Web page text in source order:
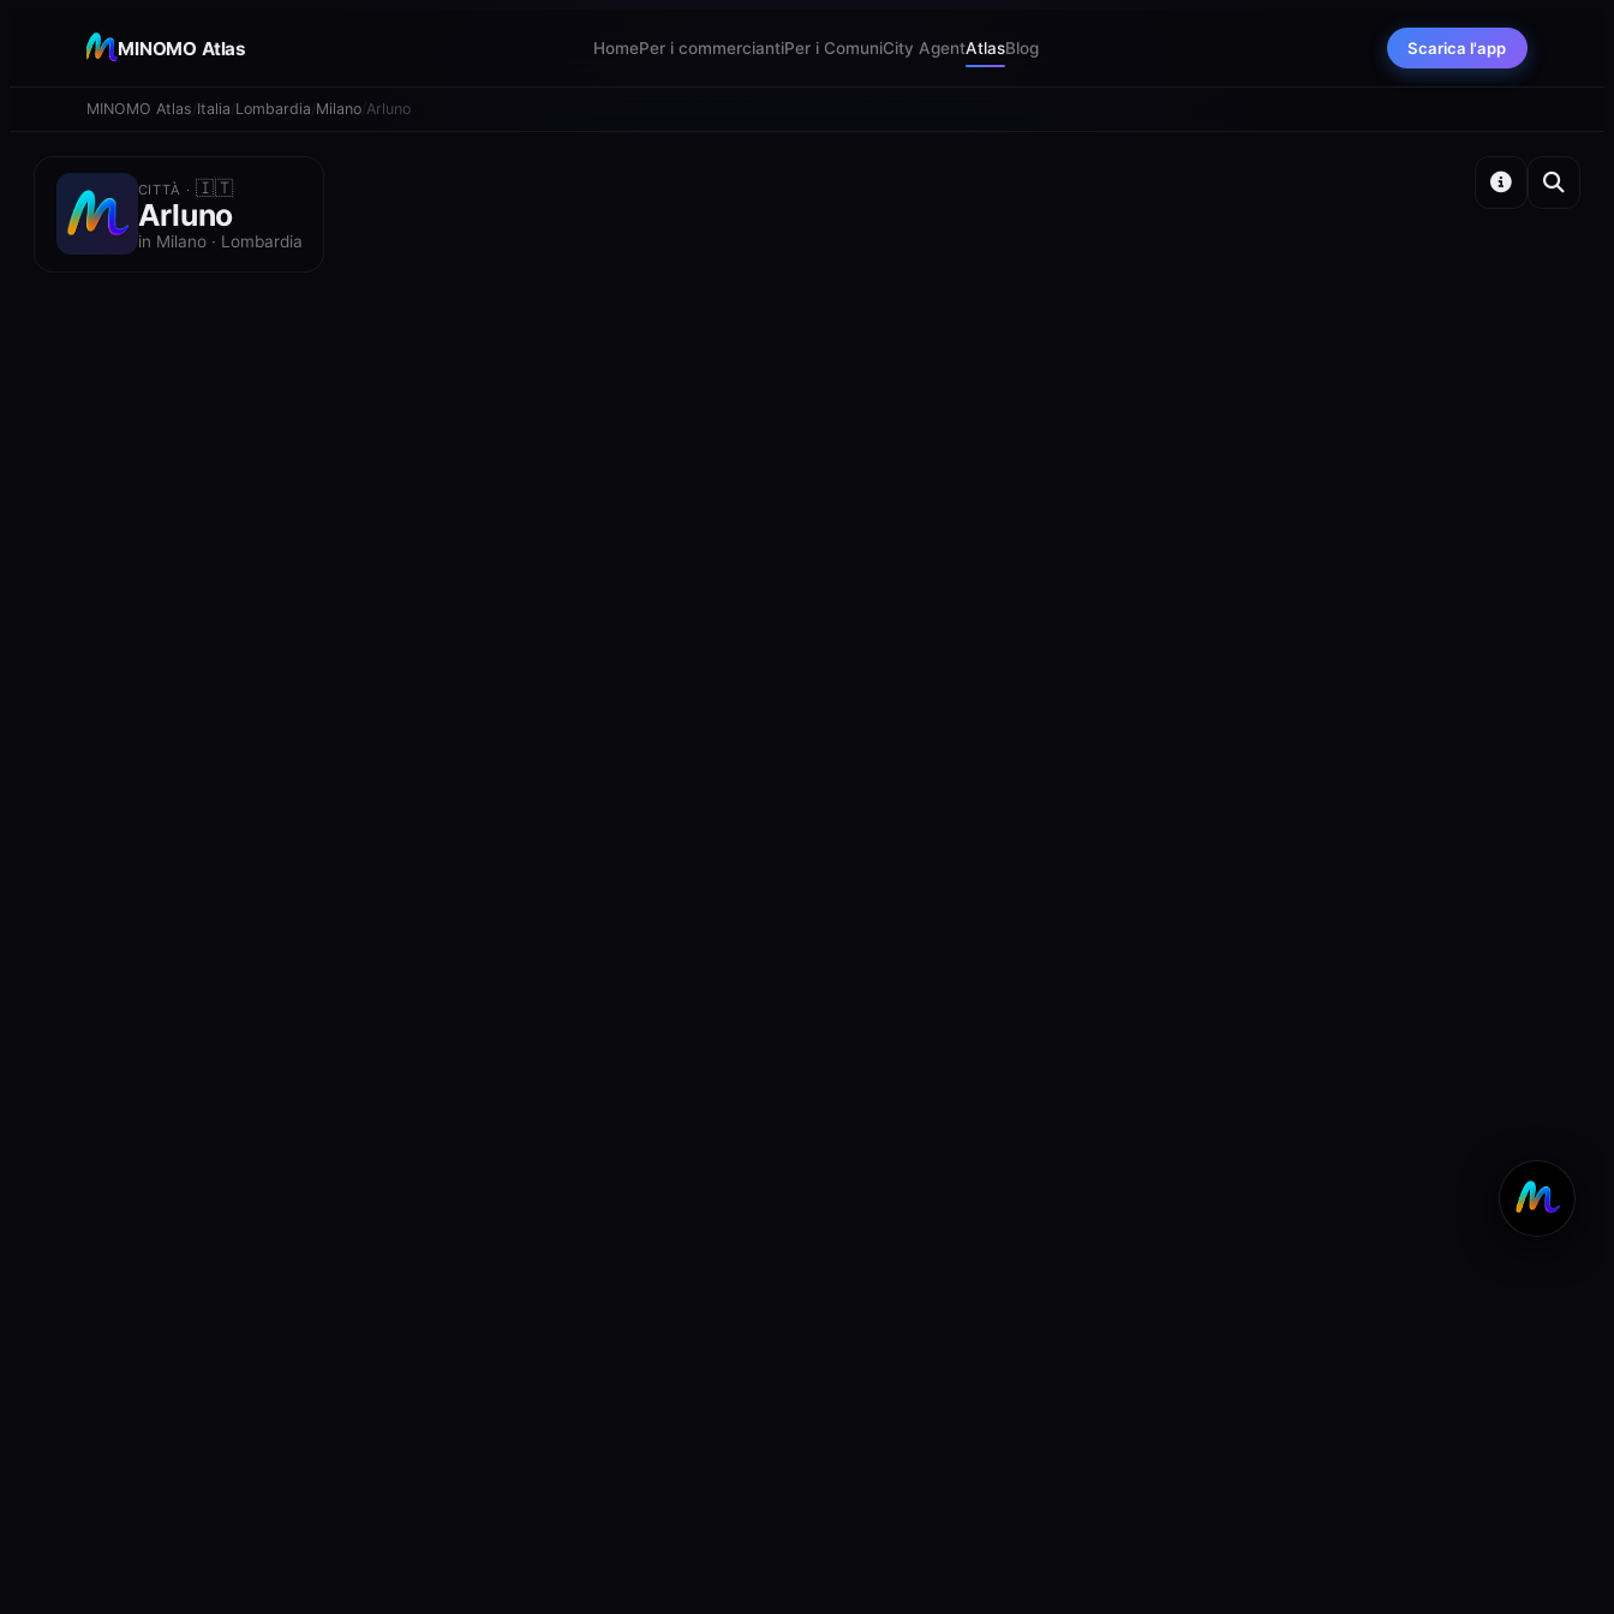
MINOMO Atlas HomePer i commerciantiPer i ComuniCity AgentAtlasBlog Scarica l'app
MINOMO Atlas Italia Lombardia Milano Arluno
CITTÀ · 🇮🇹
Arluno
in Milano · Lombardia